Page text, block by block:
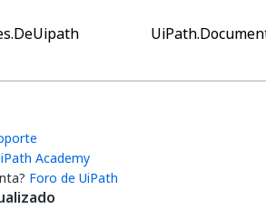
Academy
Foro de UiPath